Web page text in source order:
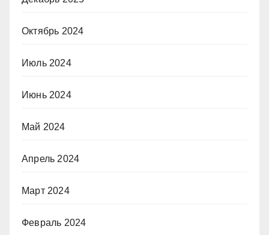
Октябрь 2024
Июль 2024
Июнь 2024
Май 2024
Апрель 2024
Март 2024
Февраль 2024